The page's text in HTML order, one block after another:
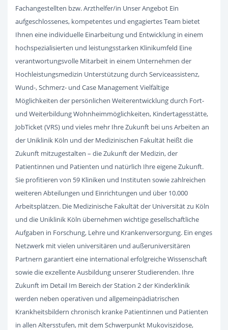
Fachangestellten bzw. Arzthelfer/in Unser Angebot Ein
aufgeschlossenes, kompetentes und engagiertes Team bietet
Ihnen eine individuelle Einarbeitung und Entwicklung in einem
hochspezialisierten und leistungsstarken Klinikumfeld Eine
verantwortungsvolle Mitarbeit in einem Unternehmen der
Hochleistungsmedizin Unterstützung durch Serviceassistenz,
Wund-, Schmerz- und Case Management Vielfältige
Möglichkeiten der persönlichen Weiterentwicklung durch Fort-
und Weiterbildung Wohnheimmöglichkeiten, Kindertagesstätte,
JobTicket (VRS) und vieles mehr Ihre Zukunft bei uns Arbeiten an
der Uniklinik Köln und der Medizinischen Fakultät heißt die
Zukunft mitzugestalten – die Zukunft der Medizin, der
Patientinnen und Patienten und natürlich Ihre eigene Zukunft.
Sie profitieren von 59 Kliniken und Instituten sowie zahlreichen
weiteren Abteilungen und Einrichtungen und über 10.000
Arbeitsplätzen. Die Medizinische Fakultät der Universität zu Köln
und die Uniklinik Köln übernehmen wichtige gesellschaftliche
Aufgaben in Forschung, Lehre und Krankenversorgung. Ein enges
Netzwerk mit vielen universitären und außeruniversitären
Partnern garantiert eine international erfolgreiche Wissenschaft
sowie die exzellente Ausbildung unserer Studierenden. Ihre
Zukunft im Detail Im Bereich der Station 2 der Kinderklinik
werden neben operativen und allgemeinpädiatrischen
Krankheitsbildern chronisch kranke Patientinnen und Patienten
in allen Altersstufen, mit dem Schwerpunkt Mukoviszidose,